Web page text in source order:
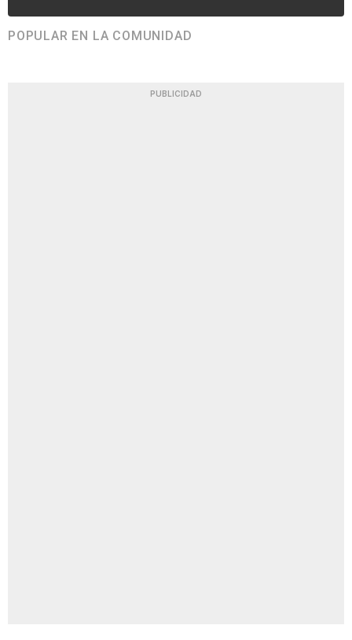
POPULAR EN LA COMUNIDAD
PUBLICIDAD